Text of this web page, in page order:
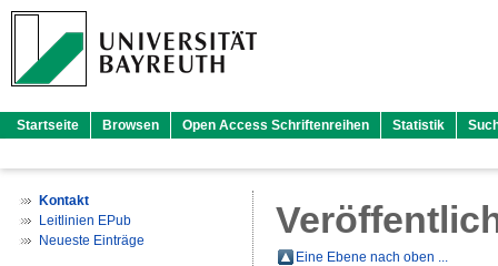
Startseite Browsen Open Access Schriftenreihen Statistik
Kontakt
Leitlinien EPub
Neueste Einträge
Eine Ebene nach oben ...